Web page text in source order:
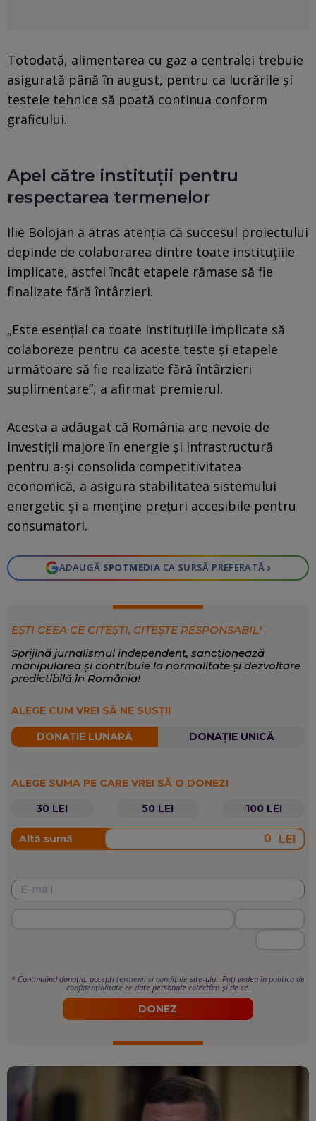
Totodată, alimentarea cu gaz a centralei trebuie
asigurată până în august, pentru ca lucrările și
testele tehnice să poată continua conform
graficului.
Apel către instituții pentru
respectarea termenelor
Ilie Bolojan a atras atenția că succesul proiectului
depinde de colaborarea dintre toate instituțiile
implicate, astfel încât etapele rămase să fie
finalizate fără întârzieri.
„Este esențial ca toate instituțiile implicate să
colaboreze pentru ca aceste teste și etapele
următoare să fie realizate fără întârzieri
suplimentare”, a afirmat premierul.
Acesta a adăugat că România are nevoie de
investiții majore în energie și infrastructură
pentru a-și consolida competitivitatea
economică, a asigura stabilitatea sistemului
energetic și a menține prețuri accesibile pentru
consumatori.
ADAUGĂ SPOTMEDIA CA SURSĂ PREFERATĂ ›
EȘTI CEEA CE CITEȘTI, CITEȘTE RESPONSABIL!
Sprijină jurnalismul independent, sancționează
manipularea și contribuie la normalitate și dezvoltare
predictibilă în România!
ALEGE CUM VREI SĂ NE SUSȚII
DONAȚIE LUNARĂ DONAȚIE UNICĂ
ALEGE SUMA PE CARE VREI SĂ O DONEZI
30 LEI
50 LEI 100 LEI
Altă sumă LEI
* Continuând donația, accepți termenii si condițiile site-ului. Poți vedea în politica de
confidențialitate ce date personale colectăm și de ce.
DONEZ